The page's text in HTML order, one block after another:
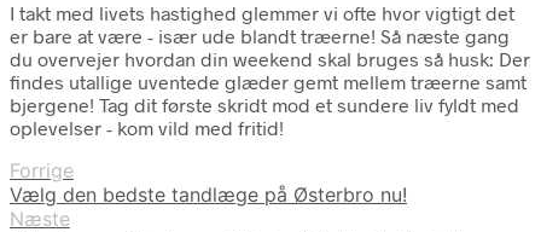
I takt med livets hastighed glemmer vi ofte hvor vigtigt det
er bare at være - især ude blandt træerne! Så næste gang
du overvejer hvordan din weekend skal bruges så husk: Der
findes utallige uventede glæder gemt mellem træerne samt
bjergene! Tag dit første skridt mod et sundere liv fyldt med
oplevelser - kom vild med fritid!
Forrige
Vælg den bedste tandlæge på Østerbro nu!
Næste